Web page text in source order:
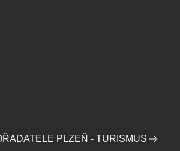
PLZEŇ - TURISMUS